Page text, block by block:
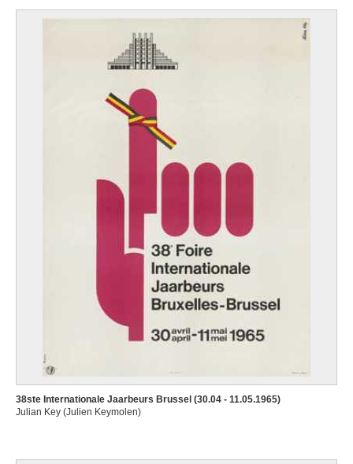
38ste Internationale Jaarbeurs Brussel (30.04 - 11.05.1965)
Julian Key (Julien Keymolen)